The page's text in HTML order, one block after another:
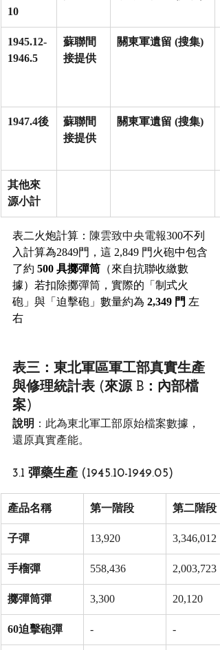
10
1945.12-
1946.5
蘇聯間
接提供
關東軍遺留 (搜集)
1947.4後
蘇聯間
接提供
關東軍遺留 (搜集)
其他來
源小計
表二火炮計算： 陳雲致中央電報300不列
入計算為2849門，這 2,849 門火砲中包含
了約 500 具擲彈筒 （來自抗聯收繳數
據）若扣除擲彈筒，實際的「制式火
砲」與「迫擊砲」數量約為 2,349 門 左
右
表三：東北軍區軍工部真實生產
與修理統計表 (來源 B：內部檔
案)
說明 ：此為東北軍工部原始檔案數據，
還原真實產能。
3.1 彈藥生產 (1945.10-1949.05)
產品名稱 第一階段 第二階段
子彈 13,920 3,346,012
手榴彈 558,436 2,003,723
擲彈筒彈 3,300 20,120
60迫擊砲彈 - -